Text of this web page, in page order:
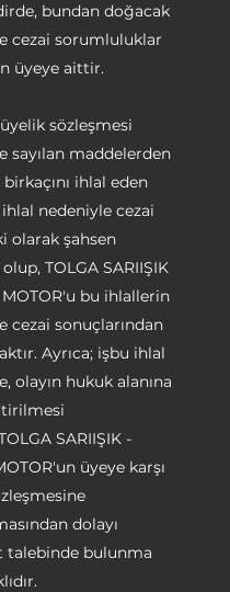
bundan doğacak
cezai sorumluluklar
üyeye aittir.
sözleşmesi
sayılan maddelerden
ihlal eden
nedeniyle cezai
olarak şahsen
TOLGA SARIIŞIK
MOTOR'u bu ihlallerin
cezai sonuçlarından
Ayrıca; işbu ihlal
olayın hukuk alanına
SARIIŞIK -
üyeye karşı
dolayı
talebinde bulunma